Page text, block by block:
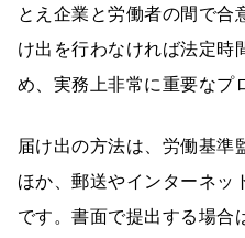
とえ企業と労働者の間で合
け出を行わなければ法定時
め、実務上非常に重要なプ
届け出の方法は、労働基準
ほか、郵送やインターネッ
です。書面で提出する場合